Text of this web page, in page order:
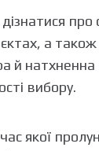
а
натхненна
вибору.
якої